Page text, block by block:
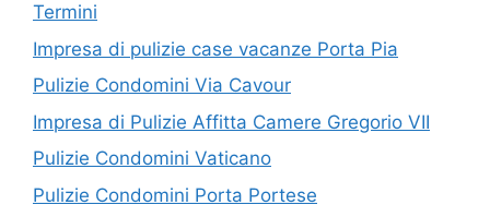
Termini
Impresa di pulizie case vacanze Porta Pia
Pulizie Condomini Via Cavour
Impresa di Pulizie Affitta Camere Gregorio VII
Pulizie Condomini Vaticano
Pulizie Condomini Porta Portese